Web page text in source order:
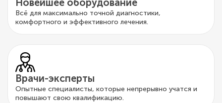
Новейшее оборудование
Всё для максимально точной диагностики,
комфортного и эффективного лечения.
Врачи-эксперты
Опытные специалисты, которые непрерывно учатся и
повышают свою квалификацию.